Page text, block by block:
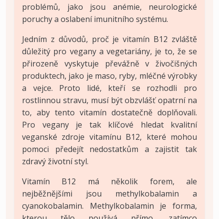
problémů, jako jsou anémie, neurologické
poruchy a oslabení imunitního systému.
Jedním z důvodů, proč je vitamín B12 zvláště
důležitý pro vegany a vegetariány, je to, že se
přirozeně vyskytuje převážně v živočišných
produktech, jako je maso, ryby, mléčné výrobky
a vejce. Proto lidé, kteří se rozhodli pro
rostlinnou stravu, musí být obzvlášť opatrní na
to, aby tento vitamín dostatečně doplňovali.
Pro vegany je tak klíčové hledat kvalitní
veganské zdroje vitamínu B12, které mohou
pomoci předejít nedostatkům a zajistit tak
zdravý životní styl.
Vitamín B12 má několik forem, ale
nejběžnějšími jsou methylkobalamin a
cyanokobalamin. Methylkobalamin je forma,